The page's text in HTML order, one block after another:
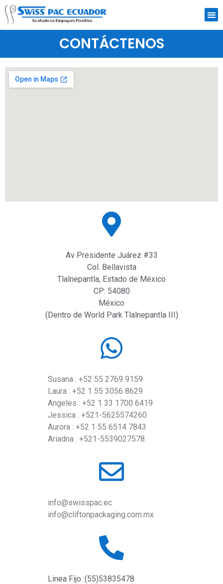
CONTÁCTENOS
Av Presidente Juárez #33
Col. Bellavista
Tlalnepantla, Estado de México
CP: 54080
México
(Dentro de World Park Tlalnepantla III)
Susana : +52 55 2769 9159
Laura : +52 1 55 3056 8629
Angeles : +52 1 33 1700 6419
Jessica : +521-5625574260
Aurora : +52 1 55 6514 7843
Ariadna : +521-5539027578
info@swisspac.ec
info@cliftonpackaging.com.mx
Linea Fijo :(55)53835478